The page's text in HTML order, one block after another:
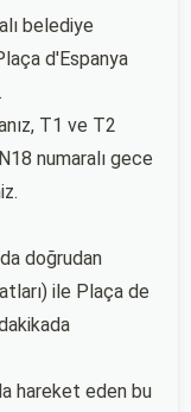
belediye
d'Espanya
T1 ve T2
numaralı gece
doğrudan
ile Plaça de
hareket eden bu